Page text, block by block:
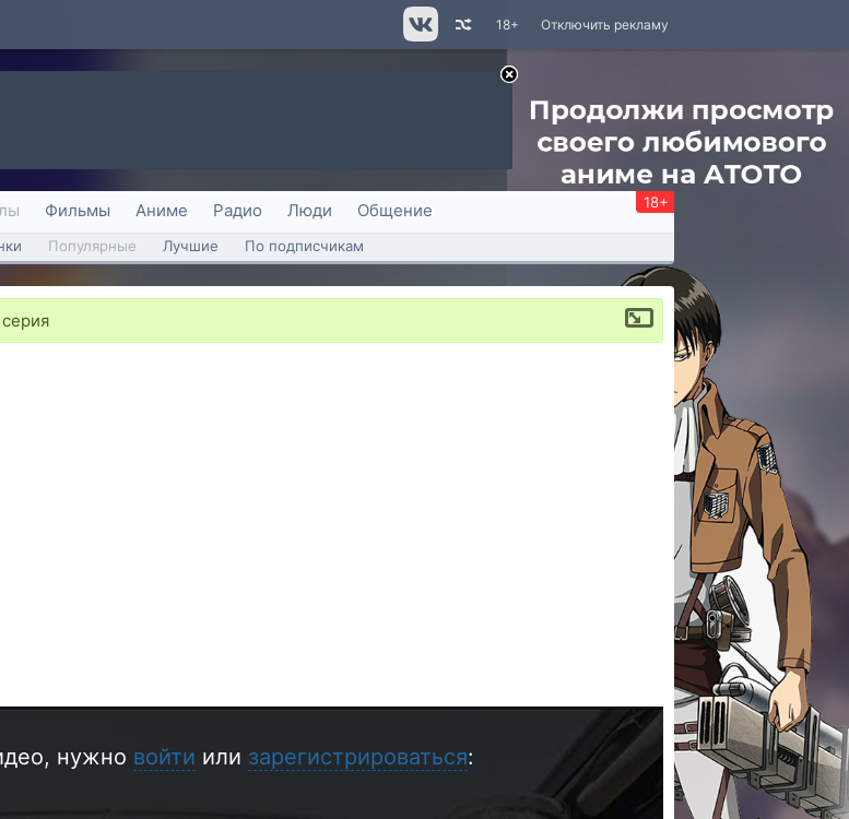
Отключить рекламу
18+
Фильмы Аниме Радио Люди Общение 18+
Популярные Лучшие По подписчикам
нужно войти или зарегистрироваться: